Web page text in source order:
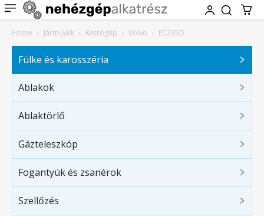
Home Járművek Kotrógép Volvo EC235D
Fülke és karosszéria
Ablakok
Ablaktörlő
Gázteleszkóp
Fogantyúk és zsanérok
Szellőzés